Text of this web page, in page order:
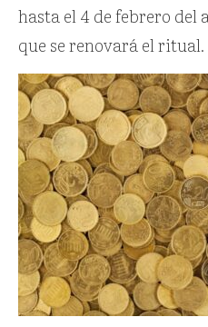
hasta el 4 de febrero del
que se renovará el ritual.